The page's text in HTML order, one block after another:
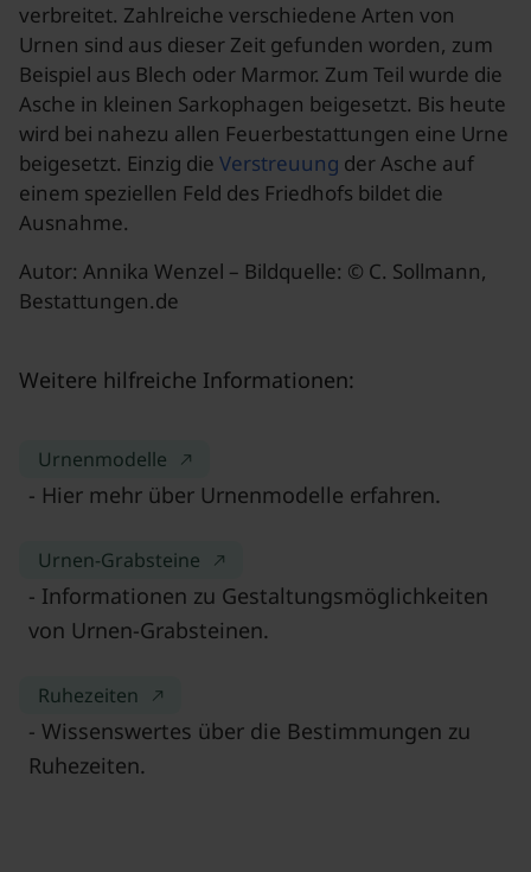
verbreitet. Zahlreiche verschiedene Arten von
Urnen sind aus dieser Zeit gefunden worden, zum
Beispiel aus Blech oder Marmor. Zum Teil wurde die
Asche in kleinen Sarkophagen beigesetzt. Bis heute
wird bei nahezu allen Feuerbestattungen eine Urne
beigesetzt. Einzig die Verstreuung der Asche auf
einem speziellen Feld des Friedhofs bildet die
Ausnahme.
Autor: Annika Wenzel – Bildquelle: © C. Sollmann,
Bestattungen.de
Weitere hilfreiche Informationen:
Urnenmodelle
- Hier mehr über Urnenmodelle erfahren.
Urnen-Grabsteine
- Informationen zu Gestaltungsmöglichkeiten
von Urnen-Grabsteinen.
Ruhezeiten
- Wissenswertes über die Bestimmungen zu
Ruhezeiten.